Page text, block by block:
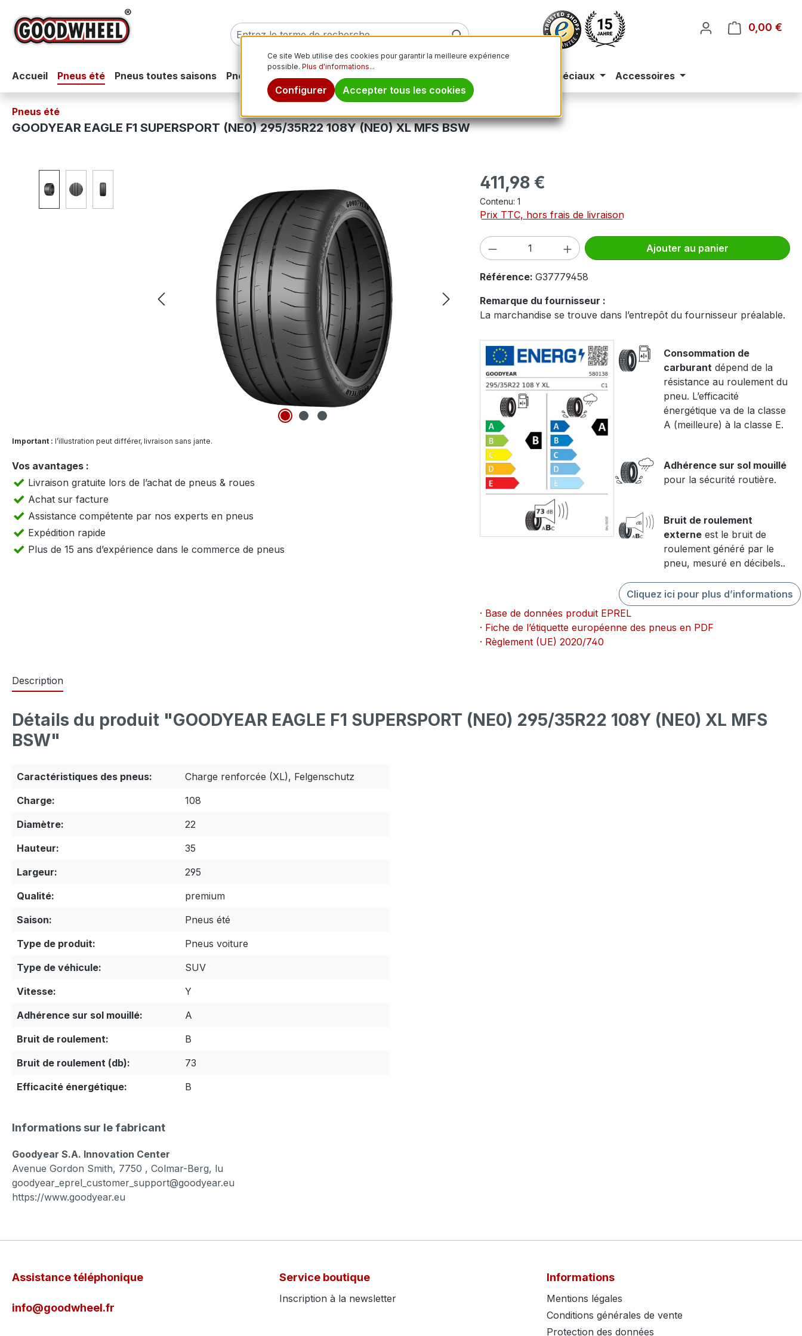
au contenu principal
Passer à la recherche
Passer à la navigation principale
0,00 €
Accueil Pneus été Pneus toutes saisons Pneus hiver Pneus moto Jantes Pneus tout-terrain Pneus spéciaux Accessoires
Pneus été
GOODYEAR EAGLE F1 SUPERSPORT (NE0) 295/35R22 108Y (NE0) XL MFS BSW
Important : l’illustration peut différer, livraison sans jante.
Vos avantages :
Livraison gratuite lors de l’achat de pneus & roues
Achat sur facture
Assistance compétente par nos experts en pneus
Expédition rapide
Plus de 15 ans d’expérience dans le commerce de pneus
Prix régulier :
411,98 €
Contenu: 1
Prix TTC, hors frais de livraison
Quantité de produit : Entrez la quantité
Ajouter au panier
Référence: G37779458
Remarque du fournisseur :
La marchandise se trouve dans l’entrepôt du fournisseur préalable.
Consommation de
carburant dépend de la
résistance au roulement du
pneu. L’efficacité
énergétique va de la classe
A (meilleure) à la classe E.
Adhérence sur sol mouillé
pour la sécurité routière.
Bruit de roulement
externe est le bruit de
roulement généré par le
pneu, mesuré en décibels..
Cliquez ici pour plus d’informations
· Base de données produit EPREL
· Fiche de l’étiquette européenne des pneus en PDF
· Règlement (UE) 2020/740
Description
Détails du produit "GOODYEAR EAGLE F1 SUPERSPORT (NE0) 295/35R22 108Y (NE0) XL MFS
BSW"
Caractéristiques des pneus:
Charge renforcée (XL), Felgenschutz
Charge:
108
Diamètre:
22
Hauteur:
35
Largeur:
295
Qualité:
premium
Saison:
Pneus été
Type de produit:
Pneus voiture
Type de véhicule:
SUV
Vitesse:
Y
Adhérence sur sol mouillé:
A
Bruit de roulement:
B
Bruit de roulement (db):
73
Efficacité énergétique:
B
Informations sur le fabricant
Goodyear S.A. Innovation Center
Avenue Gordon Smith, 7750 , Colmar-Berg, lu
goodyear_eprel_customer_support@goodyear.eu
https://www.goodyear.eu
Assistance téléphonique
info@goodwheel.fr
Service boutique
Inscription à la newsletter
Informations
Mentions légales
Conditions générales de vente
Protection des données
Ce site Web utilise des cookies pour garantir la meilleure expérience
possible.Plus d'informations...
Configurer Accepter tous les cookies